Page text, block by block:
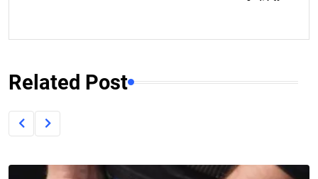
Related Post